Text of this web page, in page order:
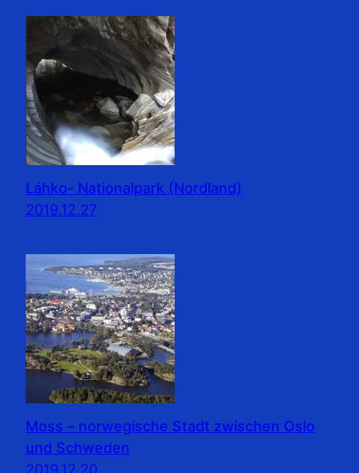
Láhko- Nationalpark (Nordland)
2019.12.27
Moss – norwegische Stadt zwischen Oslo
und Schweden